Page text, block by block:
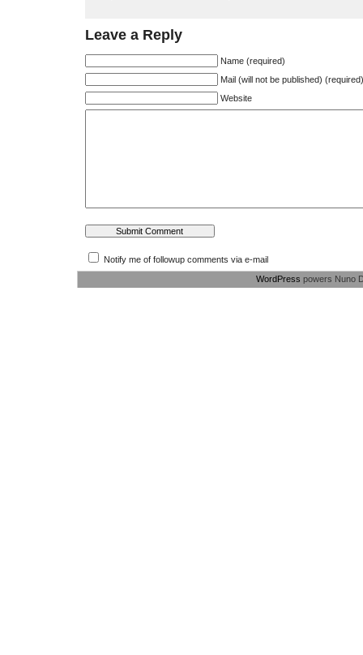
Leave a Reply
Name (required)
Mail (will not be published) (required)
Website
Notify me of followup comments via e-mail
WordPress powers Nuno